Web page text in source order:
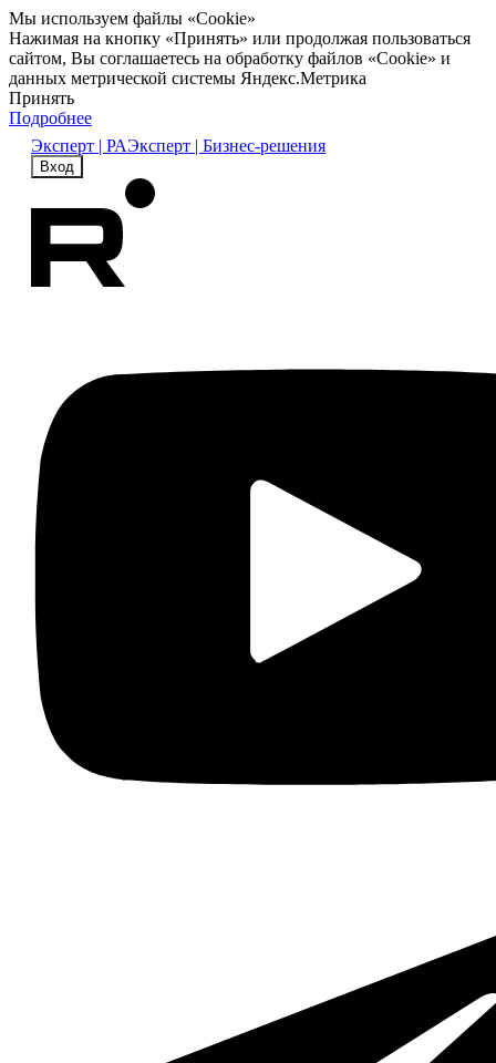
Мы используем файлы «Cookie»
Нажимая на кнопку «Принять» или продолжая пользоваться
сайтом, Вы соглашаетесь на обработку файлов «Cookie» и
данных метрической системы Яндекс.Метрика
Принять
Подробнее
Эксперт | РАЭксперт | Бизнес-решения
Вход